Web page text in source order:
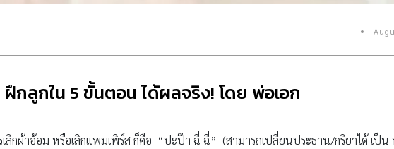
กลูกใน 5 ขั้นตอน ได้ผลจริง! โดย พ่อเอก
ลิกผ้าอ้อม หรือเลิกแพมเพิร์ส ก็คือ “ปะป๊า ฉี่ ฉี่” (สามารถเปลี่ยนประธาน/กริยาได้ เป็